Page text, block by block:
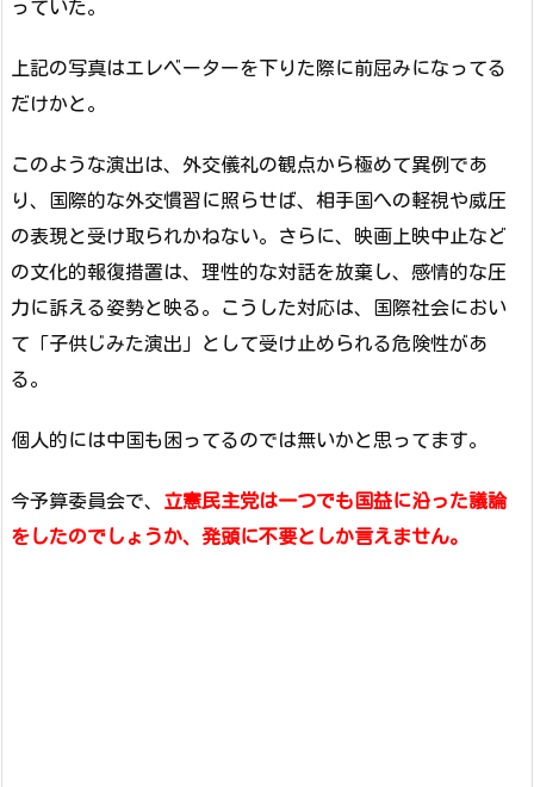
っていた。
上記の写真はエレベーターを下りた際に前屈みになってる
だけかと。
このような演出は、外交儀礼の観点から極めて異例であ
り、国際的な外交慣習に照らせば、相手国への軽視や威圧
の表現と受け取られかねない。さらに、映画上映中止など
の文化的報復措置は、理性的な対話を放棄し、感情的な圧
力に訴える姿勢と映る。こうした対応は、国際社会におい
て「子供じみた演出」として受け止められる危険性があ
る。
個人的には中国も困ってるのでは無いかと思ってます。
今予算委員会で、 立憲民主党は一つでも国益に沿った議論
をしたのでしょうか、発頭に不要としか言えません。